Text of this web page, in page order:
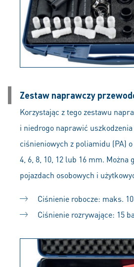
Zestaw naprawczy
Korzystając z tego zestawu
i niedrogo naprawić
ciśnieniowych z poliamidu (PA)
4, 6, 8, 10, 12 lub 16 mm. Można
pojazdach osobowych i
Ciśnienie robocze: maks.
Ciśnienie rozrywające: 15